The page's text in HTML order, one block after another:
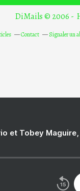
DiMails © 2006 -
Contact Signaler un
et Tobey